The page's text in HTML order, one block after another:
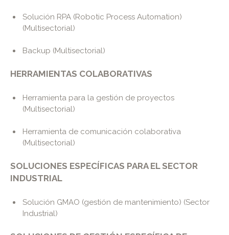
Solución RPA (Robotic Process Automation)
(Multisectorial)
Backup (Multisectorial)
HERRAMIENTAS COLABORATIVAS
Herramienta para la gestión de proyectos
(Multisectorial)
Herramienta de comunicación colaborativa
(Multisectorial)
SOLUCIONES ESPECÍFICAS PARA EL SECTOR
INDUSTRIAL
Solución GMAO (gestión de mantenimiento) (Sector
Industrial)